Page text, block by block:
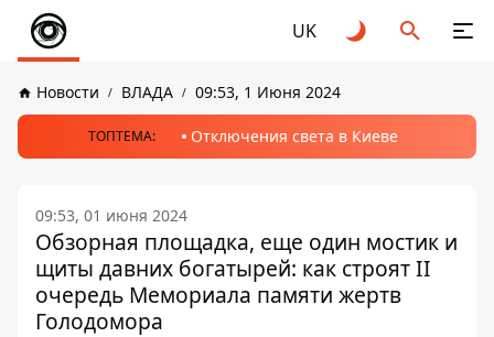
UK
Новости ВЛАДА 09:53, 1 Июня 2024
ТОПТЕМА: Отключения света в Киеве
09:53, 01 июня 2024
Обзорная площадка, еще один мостик и
щиты давних богатырей: как строят II
очередь Мемориала памяти жертв
Голодомора